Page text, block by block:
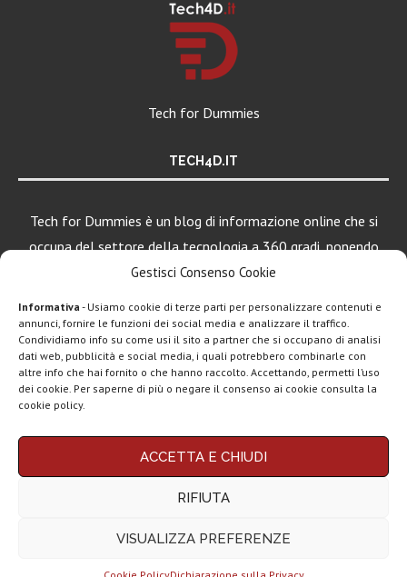
Gestisci Consenso Cookie
Informativa - Usiamo cookie di terze parti per personalizzare contenuti e
annunci, fornire le funzioni dei social media e analizzare il traffico.
Condividiamo info su come usi il sito a partner che si occupano di analisi
dati web, pubblicità e social media, i quali potrebbero combinarle con
altre info che hai fornito o che hanno raccolto. Accettando, permetti l’uso
dei cookie. Per saperne di più o negare il consenso ai cookie consulta la
cookie policy.
ACCETTA E CHIUDI
RIFIUTA
VISUALIZZA PREFERENZE
Tech for Dummies
TECH4D.IT
Tech for Dummies è un blog di informazione online che si
occupa del settore della tecnologia a 360 gradi, ponendo
una particolare attenzione al mondo Android, Apple e
Chi siamo Contatti Disclaimer Privacy policy
Questo blog non rappresenta una testata giornalistica in quanto viene aggiornato
Affiliazione Amazon EU, un programma che eroga ai siti una commissione
Tech4Dummies riceve un guadagno dagli acquisti idonei.
LEGGI ANCHE
Motorola rinnova
per intenditori...
NexPhone è il
smartphone con...